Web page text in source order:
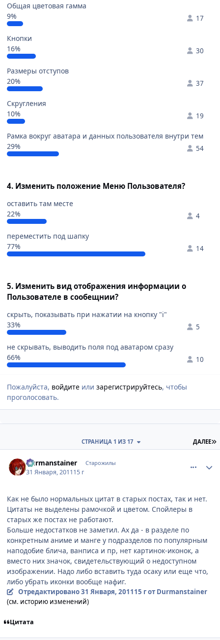
Общая цветовая гамма
9%
17
Кнопки
16%
30
Размеры отступов
20%
37
Скругления
10%
19
Рамка вокруг аватара и данных пользователя внутри тем
29%
54
4. Изменить положение Меню Пользователя?
оставить там месте
22%
4
переместить под шапку
77%
14
5. Изменить вид отображения информации о
Пользователе в сообещнии?
скрыть, показывать при нажатии на кнопку "i"
33%
5
не скрывать, выводить поля под аватаром сразу
66%
10
Пожалуйста, войдите или зарегистрируйтесь, чтобы
проголосовать.
ДАЛЕЕ
СТРАНИЦА 1 ИЗ 17
Durmanstainer Старожилы
31 Января, 201115 г
Как не было нормальных цитат в старых постах, так и нет.
Цитаты не выделены рамочкой и цветом. Спойлеры в
старых же постах не работают.
Больше недостатков не заметил. Ах да - в разделе по
конкретным аниме и манге у подразделов по популярным
наподобие блича, ванписа и пр, нет картинок-иконок, а
вместо них значок, свидетельствующий о недоступном
изображении. Надо либо вставить туда осаку или еще что,
либо убрать иконки вообще нафиг.
Отредактировано31 Января, 201115 гот Durmanstainer
(см. историю изменений)
Цитата